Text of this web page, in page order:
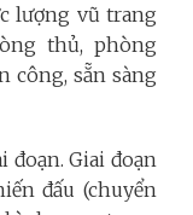
lượng vũ trang
thủ, phòng
công, sẵn sàng
đoạn. Giai đoạn
đấu (chuyển